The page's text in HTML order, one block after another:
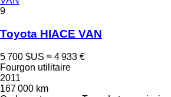
9
Toyota HIACE VAN
5 700 $US ≈ 4 933 €
Fourgon utilitaire
2011
167 000 km